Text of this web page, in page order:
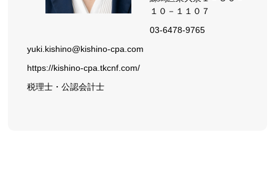
１０－１１０７
03-6478-9765
yuki.kishino@kishino-cpa.com
https://kishino-cpa.tkcnf.com/
税理士・公認会計士